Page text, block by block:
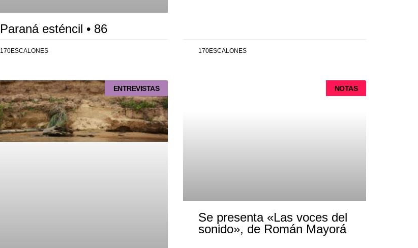
Paraná esténcil • 86
170ESCALONES 170ESCALONES
ENTREVISTAS NOTAS
Se presenta «Las voces del
sonido», de Román Mayorá